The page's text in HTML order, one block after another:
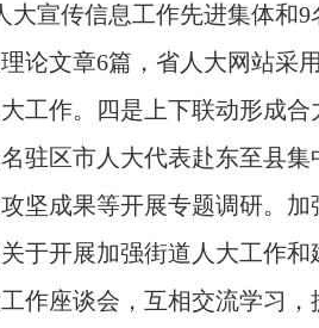
大宣传信息工作先进集体和9
论文章6篇，省人大网站采
工作。四是上下联动形成
驻区市人大代表赴东至县
坚成果等开展专题调研。
于开展加强街道人大工作
作座谈会，互相交流学习